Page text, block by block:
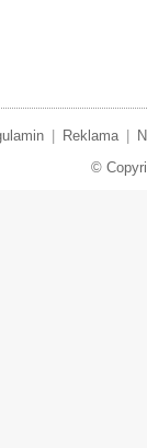
Reklama
©